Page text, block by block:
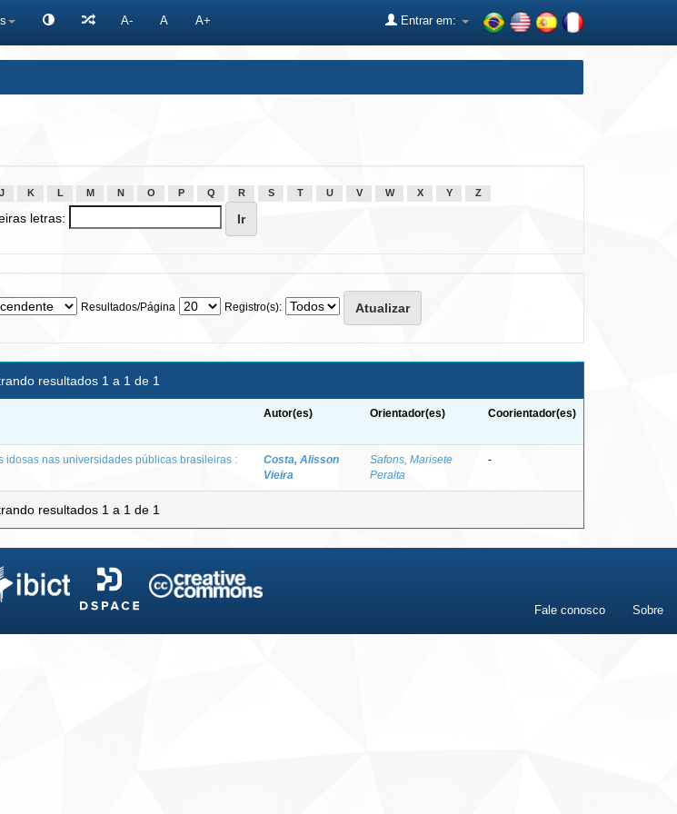
A- A A+ Entrar em:
J K L M N O P Q R S T U V W X Y Z
letras:
Resultados/Página Registro(s):
resultados 1 a 1 de 1
Autor(es) Orientador(es) Coorientador(es)
idosas nas universidades públicas brasileiras :
Costa, Alisson
Vieira
Safons, Marisete
Peralta
-
resultados 1 a 1 de 1
Fale conosco Sobre